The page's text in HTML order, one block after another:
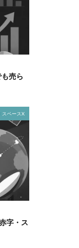
売ら
スペースX
字・ス